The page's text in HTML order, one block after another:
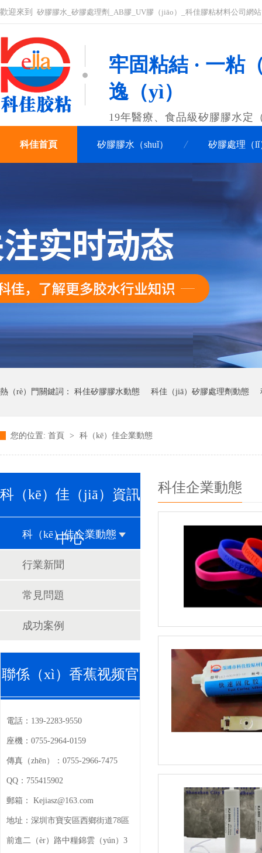
歡迎來到 矽膠膠水_矽膠處理劑_AB膠_UV膠（jiāo）_科佳膠粘材料公司網站
牢固粘結 · 一粘
逸（yì）
19年醫療、食品級矽膠膠水定
科佳首頁 矽膠膠水（shuǐ） 矽膠處理（lǐ
熱（rè）門關鍵詞： 科佳矽膠膠水動態 科佳（jiā）矽膠處理劑動態
科佳UV無影膠水動（dòng）態 科佳快幹（gàn）膠動態
您的位置: 首頁 > 科（kē）佳企業動態
科（kē）佳（jiā）資訊
中心
科（kē）佳企業動態
行業新聞
常見問題
成功案例
聯係（xì）香蕉视频官
電話： 139-2283-9550
座機： 0755-2964-0159
傳真（zhēn）： 0755-2966-7475
QQ： 755415902
郵箱： Kejiasz@163.com
地址： 深圳市寶安區西鄉街道78區
前進二（èr）路中糧錦雲（yún）3
科佳企業動態